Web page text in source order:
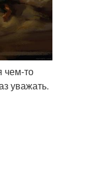
чем-то
уважать.